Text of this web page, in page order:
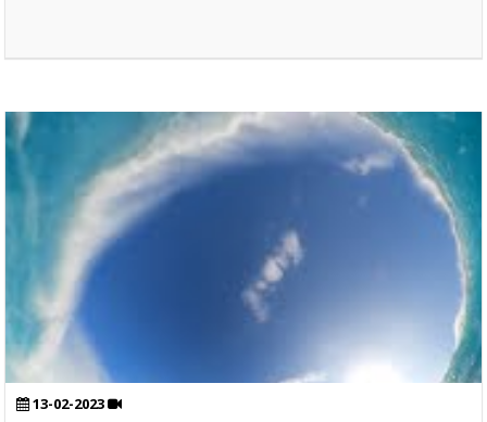
13-02-2023